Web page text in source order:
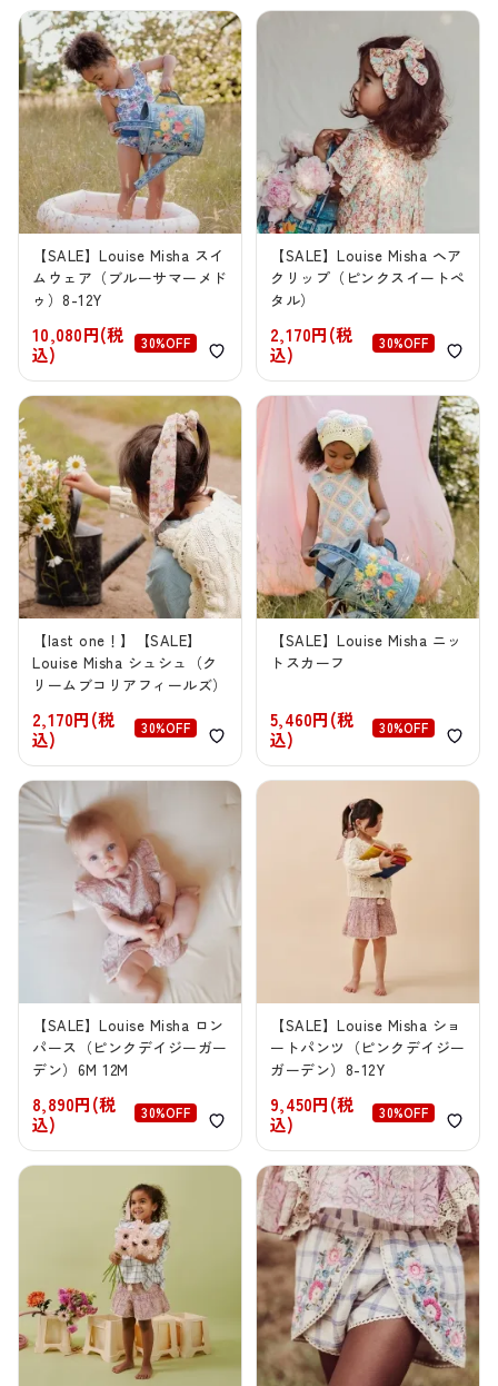
【SALE】Louise Misha スイ
ムウェア（ブルーサマーメド
ゥ）8-12Y
10,080円(税
込)
30%OFF
【SALE】Louise Misha ヘア
クリップ（ピンクスイートペ
タル）
2,170円(税
込)
30%OFF
【last one！】【SALE】
Louise Misha シュシュ（ク
リームブコリアフィールズ）
2,170円(税
込)
30%OFF
【SALE】Louise Misha ニッ
トスカーフ
5,460円(税
込)
30%OFF
【SALE】Louise Misha ロン
パース（ピンクデイジーガー
デン）6M 12M
8,890円(税
込)
30%OFF
【SALE】Louise Misha ショ
ートパンツ（ピンクデイジー
ガーデン）8-12Y
9,450円(税
込)
30%OFF